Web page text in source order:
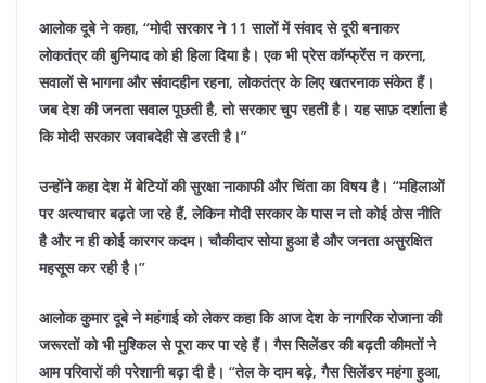
आलोक दूबे ने कहा, “मोदी सरकार ने 11 सालों में संवाद से दूरी बनाकर
लोकतंत्र की बुनियाद को ही हिला दिया है। एक भी प्रेस कॉन्फ्रेंस न करना,
सवालों से भागना और संवादहीन रहना, लोकतंत्र के लिए खतरनाक संकेत हैं।
जब देश की जनता सवाल पूछती है, तो सरकार चुप रहती है। यह साफ़ दर्शाता है
कि मोदी सरकार जवाबदेही से डरती है।”
उन्होंने कहा देश में बेटियों की सुरक्षा नाकाफी और चिंता का विषय है। “महिलाओं
पर अत्याचार बढ़ते जा रहे हैं, लेकिन मोदी सरकार के पास न तो कोई ठोस नीति
है और न ही कोई कारगर कदम। चौकीदार सोया हुआ है और जनता असुरक्षित
महसूस कर रही है।”
आलोक कुमार दूबे ने महंगाई को लेकर कहा कि आज देश के नागरिक रोजाना की
जरूरतों को भी मुश्किल से पूरा कर पा रहे हैं। गैस सिलेंडर की बढ़ती कीमतों ने
आम परिवारों की परेशानी बढ़ा दी है। “तेल के दाम बढ़े, गैस सिलेंडर महंगा हुआ,